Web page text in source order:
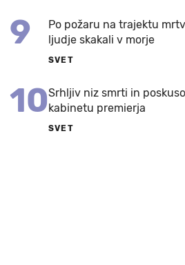
9
Po požaru na trajektu
ljudje skakali v morje
SVET
10Srhljiv niz smrti in
kabinetu premierja
SVET